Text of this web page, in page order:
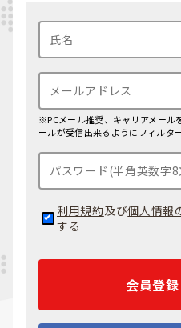
※PCメール推奨、キャリアメール
ールが受信出来るようにフィルタ
利用規約及び個人情報
する
会員登録